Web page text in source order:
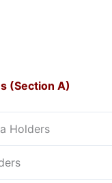
(Section A)
Holders